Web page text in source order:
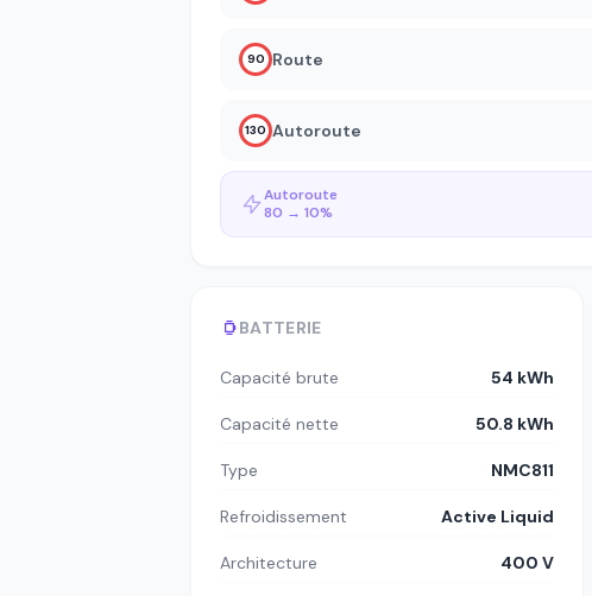
90 Route
130 Autoroute
Autoroute
80 → 10%
BATTERIE
Capacité brute 54 kWh
Capacité nette 50.8 kWh
Type NMC811
Refroidissement Active Liquid
Architecture 400 V